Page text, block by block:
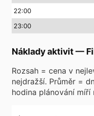
22:00
23:00
Náklady aktivit—
Rozsah = cena v
nejdražší. Průměr =
hodina plánování míří